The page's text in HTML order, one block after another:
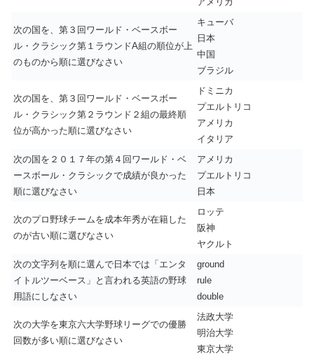
次の国を、第３回ワールド・ベースボー
ル・クラシック第１ラウンドA組の順位が上
のものから順に選びなさい
キューバ
日本
中国
ブラジル
次の国を、第３回ワールド・ベースボー
ル・クラシック第２ラウンド２組の最終順
位が高かった順に選びなさい
ドミニカ
プエルトリコ
アメリカ
イタリア
次の国を２０１７年の第４回ワールド・ベ
ースボール・クラシックで成績が良かった
順に選びなさい
アメリカ
プエルトリコ
日本
次のプロ野球チームを成本年秀が在籍した
のが古い順に選びなさい
ロッテ
阪神
ヤクルト
次の文字列を順に選んで日本では「エンタ
イトルツーベース」と言われる英語の野球
用語にしなさい
ground
rule
double
次の大学を東京六大学野球リーグでの優勝
回数が多い順に選びなさい
法政大学
明治大学
東京大学